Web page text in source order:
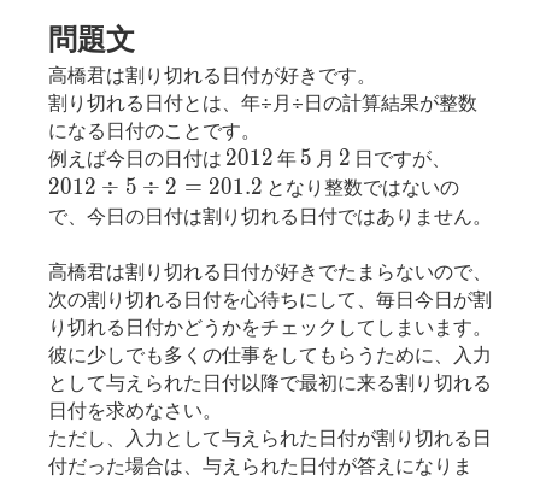
問題文
高橋君は割り切れる日付が好きです。
割り切れる日付とは、年÷月÷日の計算結果が整数
になる日付のことです。
例えば今日の日付は 2012
2012 年 5
5 月 2
2 日ですが、
2012 ÷ 5 ÷ 2 = 201.2 となり整数ではないの
で、今日の日付は割り切れる日付ではありません。
高橋君は割り切れる日付が好きでたまらないので、
次の割り切れる日付を心待ちにして、毎日今日が割
り切れる日付かどうかをチェックしてしまいます。
彼に少しでも多くの仕事をしてもらうために、入力
として与えられた日付以降で最初に来る割り切れる
日付を求めなさい。
ただし、入力として与えられた日付が割り切れる日
付だった場合は、与えられた日付が答えになりま